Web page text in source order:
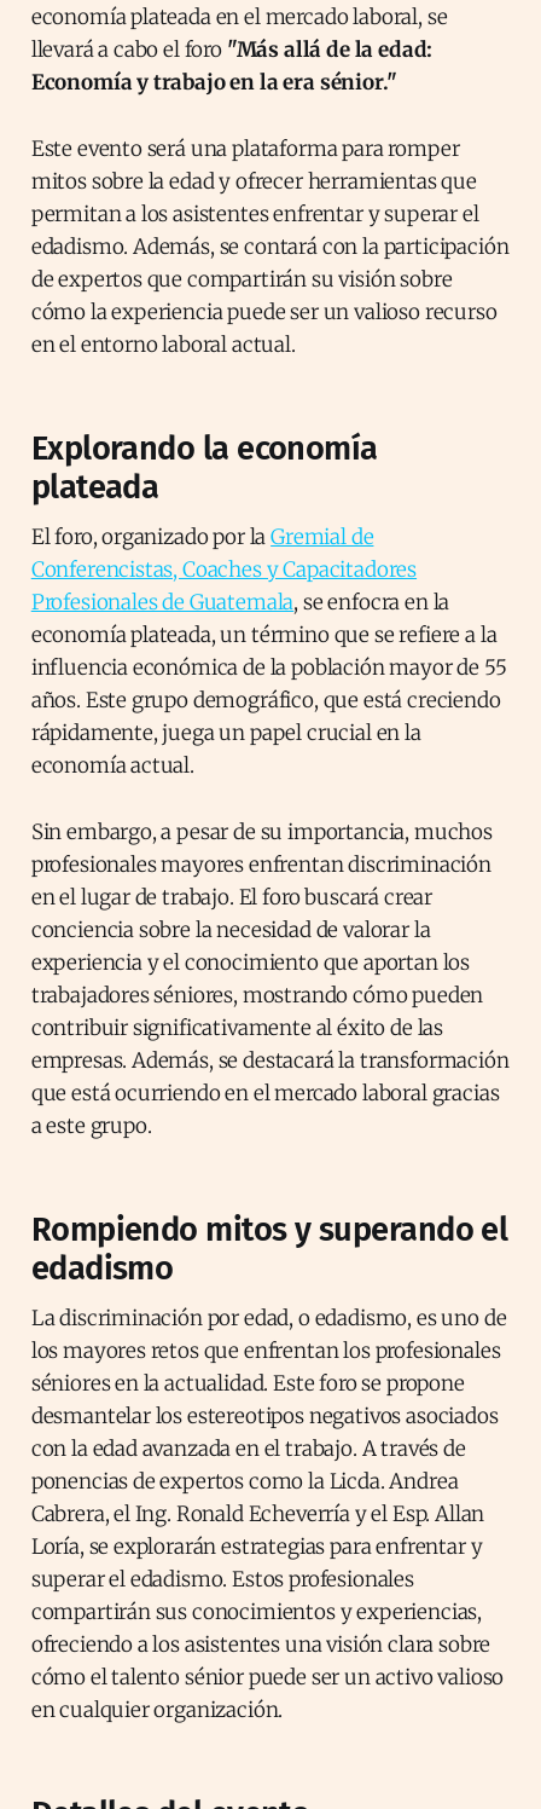
economía plateada en el mercado laboral, se
llevará a cabo el foro "Más allá de la edad:
Economía y trabajo en la era sénior."
Este evento será una plataforma para romper
mitos sobre la edad y ofrecer herramientas que
permitan a los asistentes enfrentar y superar el
edadismo. Además, se contará con la participación
de expertos que compartirán su visión sobre
cómo la experiencia puede ser un valioso recurso
en el entorno laboral actual.
Explorando la economía
plateada
El foro, organizado por laGremial de
Conferencistas, Coaches y Capacitadores
Profesionales de Guatemala, se enfocra en la
economía plateada, un término que se refiere a la
influencia económica de la población mayor de 55
años. Este grupo demográfico, que está creciendo
rápidamente, juega un papel crucial en la
economía actual.
Sin embargo, a pesar de su importancia, muchos
profesionales mayores enfrentan discriminación
en el lugar de trabajo. El foro buscará crear
conciencia sobre la necesidad de valorar la
experiencia y el conocimiento que aportan los
trabajadores séniores, mostrando cómo pueden
contribuir significativamente al éxito de las
empresas. Además, se destacará la transformación
que está ocurriendo en el mercado laboral gracias
a este grupo.
Rompiendo mitos y superando el
edadismo
La discriminación por edad, o edadismo, es uno de
los mayores retos que enfrentan los profesionales
séniores en la actualidad. Este foro se propone
desmantelar los estereotipos negativos asociados
con la edad avanzada en el trabajo. A través de
ponencias de expertos como la Licda. Andrea
Cabrera, el Ing. Ronald Echeverría y el Esp. Allan
Loría, se explorarán estrategias para enfrentar y
superar el edadismo. Estos profesionales
compartirán sus conocimientos y experiencias,
ofreciendo a los asistentes una visión clara sobre
cómo el talento sénior puede ser un activo valioso
en cualquier organización.